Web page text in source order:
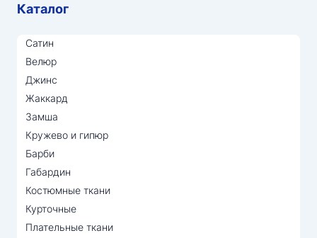
Каталог
Сатин
Велюр
Джинс
Жаккард
Замша
Кружево и гипюр
Барби
Габардин
Костюмные ткани
Курточные
Плательные ткани